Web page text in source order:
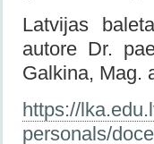
Latvijas
autore Dr.
Galkina, Mag.
https://
personals/